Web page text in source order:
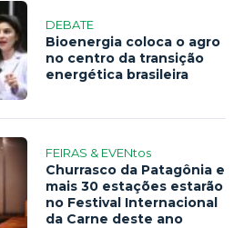
DEBATE
Bioenergia coloca o agro
no centro da transição
energética brasileira
FEIRAS & EVENtos
Churrasco da Patagônia e
mais 30 estações estarão
no Festival Internacional
da Carne deste ano